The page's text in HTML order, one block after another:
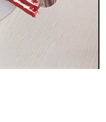
на это
сыра типа Хохланд,
100 гр сахарной
ТОРТОВ и